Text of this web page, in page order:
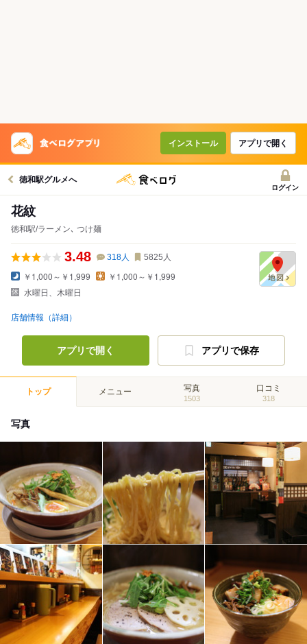
インストール アプリで開く
徳和駅グルメへ
ログイン
花紋
徳和駅/ラーメン､ つけ麺
3.48 318人 5825 人
￥1,000～￥1,999
￥1,000～￥1,999
水曜日、木曜日
店舗情報（詳細）
アプリで開く アプリで保存
トップ メニュー 写真
1503
口コミ
318
写真